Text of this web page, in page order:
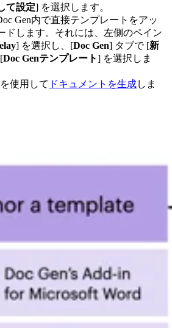
て設定] を選択します。
Gen内で直接テンプレートをアッ
ドします。それには、左側のペイン
] を選択し、[Doc Gen] タブで [新
Doc Genテンプレート] を選択しま
使用して ドキュメントを生成しま